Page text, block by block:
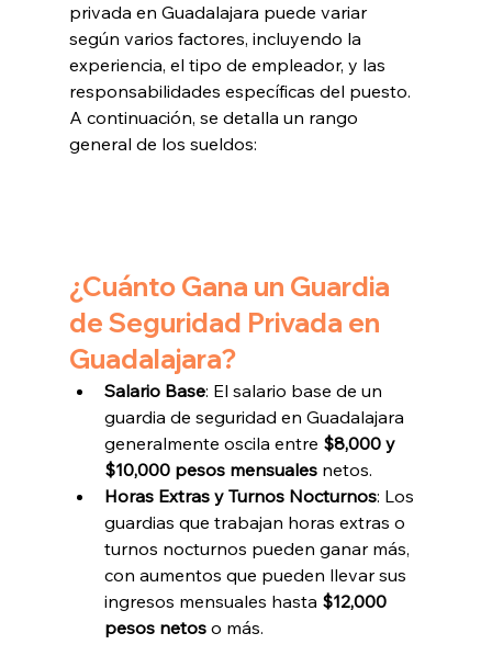
privada en Guadalajara puede variar
según varios factores, incluyendo la
experiencia, el tipo de empleador, y las
responsabilidades específicas del puesto.
A continuación, se detalla un rango
general de los sueldos:
¿Cuánto Gana un Guardia
de Seguridad Privada en
Guadalajara?
Salario Base: El salario base de un
guardia de seguridad en Guadalajara
generalmente oscila entre $8,000 y
$10,000 pesos mensuales netos.
Horas Extras y Turnos Nocturnos: Los
guardias que trabajan horas extras o
turnos nocturnos pueden ganar más,
con aumentos que pueden llevar sus
ingresos mensuales hasta $12,000
pesos netos o más.